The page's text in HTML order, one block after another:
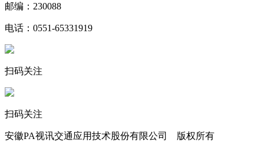
邮编：230088
电话：0551-65331919
扫码关注
扫码关注
安徽PA视讯交通应用技术股份有限公司 版权所有